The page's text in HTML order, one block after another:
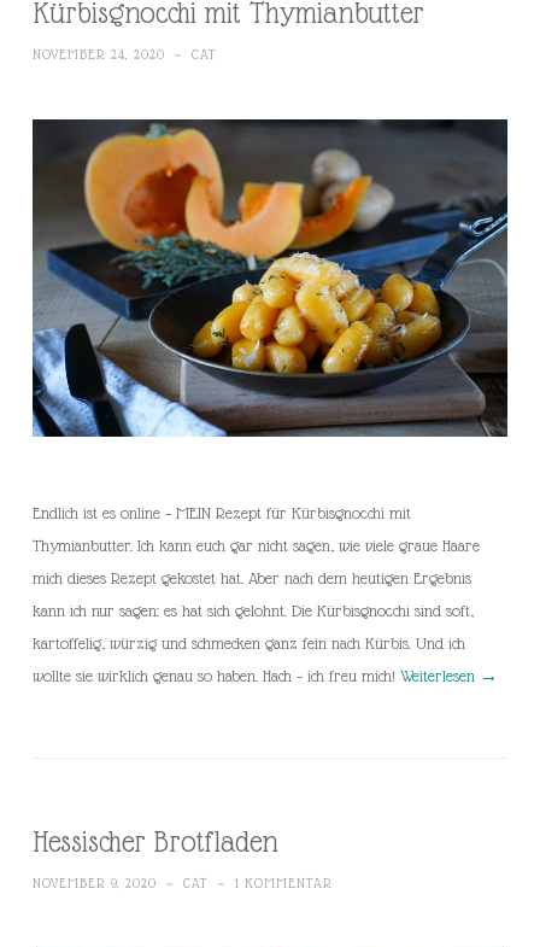
Kürbisgnocchi mit Thymianbutter
NOVEMBER 24, 2020 ~ CAT
Endlich ist es online – MEIN Rezept für Kürbisgnocchi mit
Thymianbutter. Ich kann euch gar nicht sagen, wie viele graue Haare
mich dieses Rezept gekostet hat. Aber nach dem heutigen Ergebnis
kann ich nur sagen: es hat sich gelohnt. Die Kürbisgnocchi sind soft,
kartoffelig, würzig und schmecken ganz fein nach Kürbis. Und ich
wollte sie wirklich genau so haben. Hach – ich freu mich! Weiterlesen →
Hessischer Brotfladen
NOVEMBER 9, 2020 ~ CAT ~ 1 KOMMENTAR